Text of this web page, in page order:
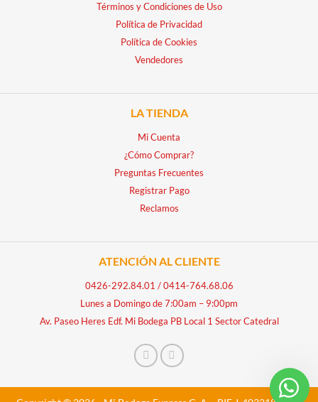
Términos y Condiciones de Uso
Política de Privacidad
Política de Cookies
Vendedores
LA TIENDA
Mi Cuenta
¿Cómo Comprar?
Preguntas Frecuentes
Registrar Pago
Reclamos
ATENCIÓN AL CLIENTE
0426-292.84.01 /0414-764.68.06
Lunes a Domingo de 7:00am – 9:00pm
Av. Paseo Heres Edf. Mi Bodega PB Local 1 Sector Catedral